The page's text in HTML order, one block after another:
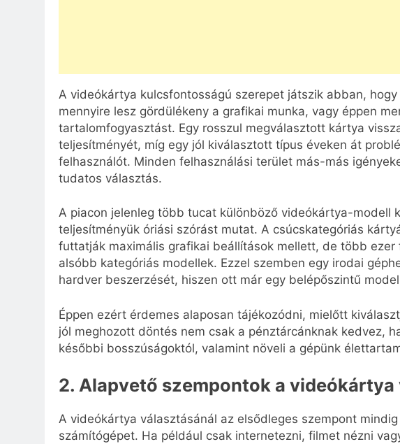
A videókártya kulcsfontosságú szerepet játszik abban,
mennyire lesz gördülékeny a grafikai munka, vagy éppen
tartalomfogyasztást. Egy rosszul megválasztott kártya
teljesítményét, míg egy jól kiválasztott típus éveken át
felhasználót. Minden felhasználási terület más-más
tudatos választás.
A piacon jelenleg több tucat különböző videókártya-modell
teljesítményük óriási szórást mutat. A csúcskategóriás
futtatják maximális grafikai beállítások mellett, de több
alsóbb kategóriás modellek. Ezzel szemben egy irodai
hardver beszerzését, hiszen ott már egy belépőszintű
Éppen ezért érdemes alaposan tájékozódni, mielőtt
jól meghozott döntés nem csak a pénztárcánknak kedvez,
későbbi bosszúságoktól, valamint növeli a gépünk
2. Alapvető szempontok a
A videókártya választásánál az elsődleges szempont
számítógépet. Ha például csak internetezni, filmet nézni